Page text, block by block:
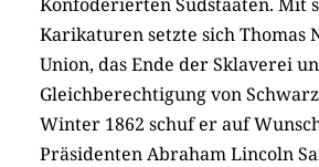
Karikaturen setzte sich Thomas
Union, das Ende der Sklaverei
Gleichberechtigung von
Winter 1862 schuf er auf
Präsidenten Abraham Lincoln